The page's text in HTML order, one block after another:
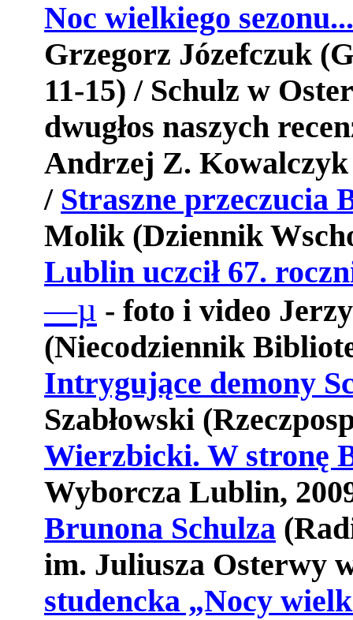
Noc wielkiego sezonu...
Grzegorz Józefczuk
11-15) / Schulz w
dwugłos naszych
Andrzej Z.
/ Straszne przeczucia
Molik (Dziennik
Lublin uczcił 67.
—µ - foto i video
(Niecodziennik
Intrygujące demony
Szabłowski
Wierzbicki. W stronę
Wyborcza Lublin,
Brunona Schulza
im. Juliusza Osterwy
studencka „Nocy